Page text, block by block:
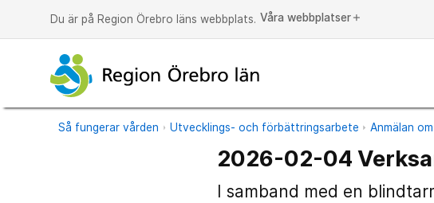
Du är på Region Örebro läns webbplats. Våra webbplatser add
Så fungerar vården Utvecklings- och förbättringsarbete Anmälan
2026-02-04
I samband med en